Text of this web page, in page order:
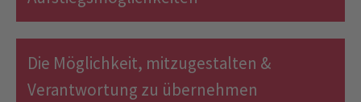
Die Möglichkeit, mitzugestalten &
Verantwortung zu übernehmen